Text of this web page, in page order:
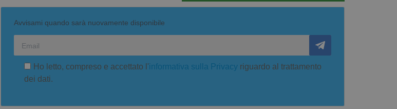
Avvisami quando sarà nuovamente disponibile
Ho letto, compreso e accettato l'informativa sulla Privacy riguardo al trattamento
dei dati.